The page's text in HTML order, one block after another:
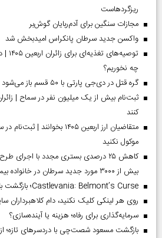
ریزگردهاست
مجازات سنگین برای آدم‌ربایان گوش‌بر
واکسن جدید سرطان پانکراس امیدبخش شد
چه نخوریم؟
گره قتل در دی‌جی پارتی با ۵۰ قسم باز می‌شود
ثبت‌نام بیش از یک میلیون نفر در سماح |
کنند
متقاضیان ارز اربعین ۱۴۰۵
موکول نکنید
کاهش ۲۵ درصدی بستری مجدد با اجرای
بیش از ۳۰۰۰ مورد جدید سرطان در خانواده بیماران
Castlevania: Belmont’s Curse؛ بازگشت باشکوه شکارچیان خون‌آشام
روی هر لینکی کلیک نکنید، دام
سرمایه‌گذاری برای رفاه؛ هزینه یا آینده‌سازی؟
بازگشت مسعود شصت‌چی با دردسر‌های تازه؛